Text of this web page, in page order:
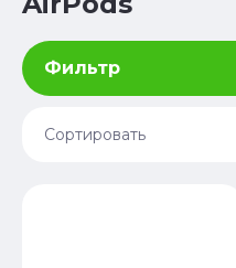
Фильтр
Сортировать